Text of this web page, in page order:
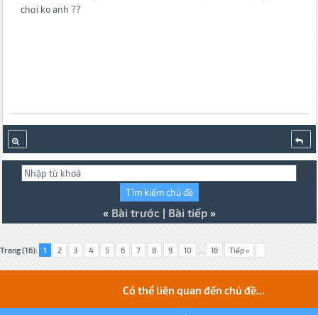
chơi ko anh ??
« Bài trước| Bài tiếp»
Trang (16): 1 2 3 4 5 6 7 8 9 10 ... 16 Tiếp »
Có thể liên quan đến chủ đề...